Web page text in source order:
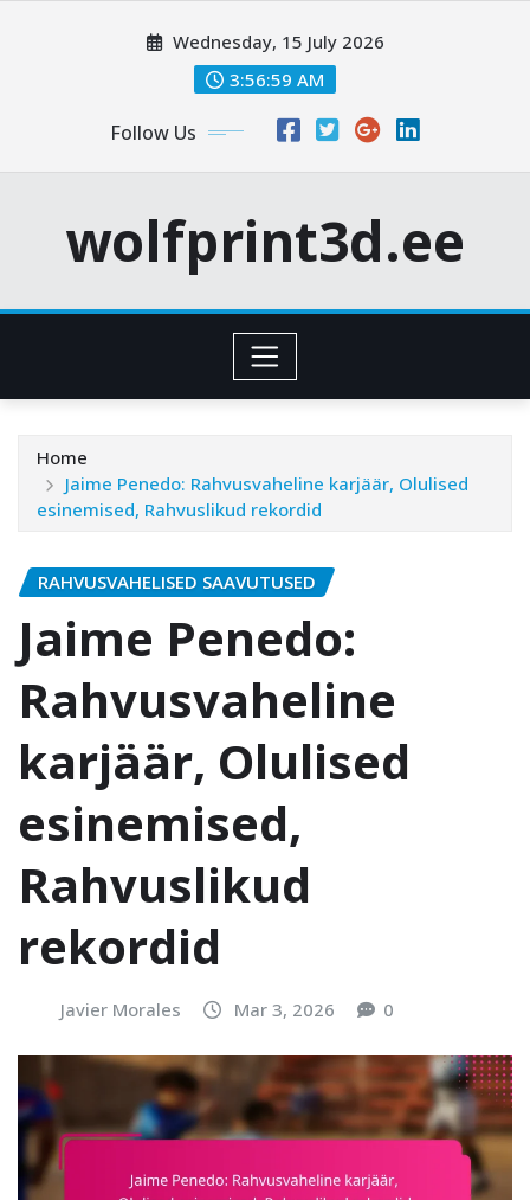
Wednesday, 15 July 2026
3:57:00 AM
Follow Us
wolfprint3d.ee
Home
Jaime Penedo: Rahvusvaheline karjäär, Olulised
esinemised, Rahvuslikud rekordid
RAHVUSVAHELISED SAAVUTUSED
Jaime Penedo:
Rahvusvaheline
karjäär, Olulised
esinemised,
Rahvuslikud
rekordid
Javier Morales Mar 3, 2026 0